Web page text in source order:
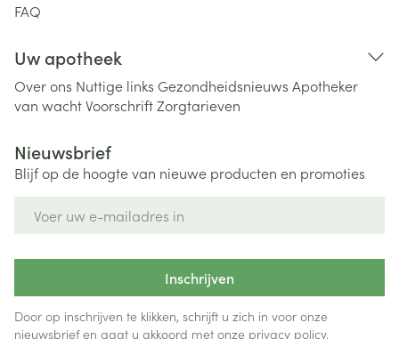
FAQ
Uw apotheek
Over ons Nuttige links Gezondheidsnieuws Apotheker
van wachtVoorschriftZorgtarieven
Nieuwsbrief
Blijf op de hoogte van nieuwe producten en promoties
Inschrijven
Door op inschrijven te klikken, schrijft u zich in voor onze
nieuwsbrief en gaat u akkoord met onze privacy policy.